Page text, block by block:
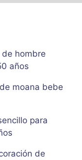
hombre
años
moana bebe
para
de